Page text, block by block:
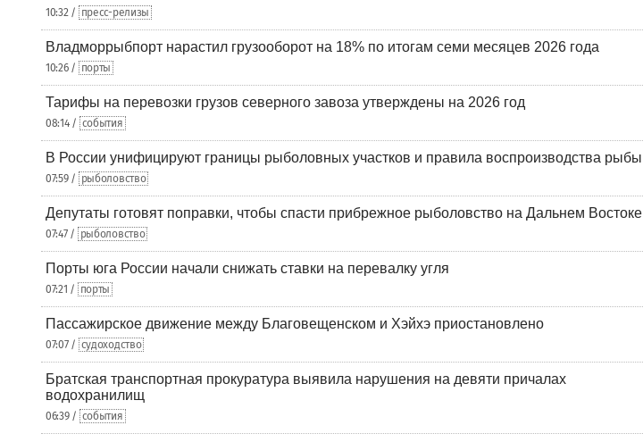
10:32 / пресс-релизы
Владморрыбпорт нарастил грузооборот на 18% по итогам семи месяцев 2026 года
10:26 / порты
Тарифы на перевозки грузов северного завоза утверждены на 2026 год
08:14 / события
В России унифицируют границы рыболовных участков и правила воспроизводства рыбы
07:59 / рыболовство
Депутаты готовят поправки, чтобы спасти прибрежное рыболовство на Дальнем Востоке
07:47 / рыболовство
Порты юга России начали снижать ставки на перевалку угля
07:21 / порты
Пассажирское движение между Благовещенском и Хэйхэ приостановлено
07:07 / судоходство
Братская транспортная прокуратура выявила нарушения на девяти причалах
водохранилищ
06:39 / события